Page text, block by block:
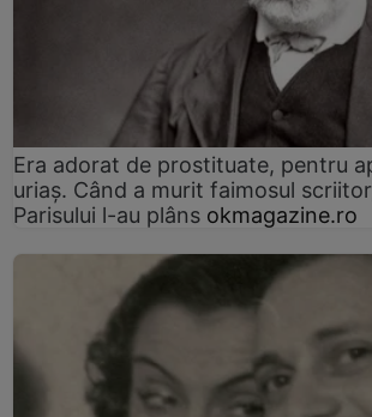
Era adorat de prostituate, pentru
uriaș. Când a murit faimosul
Parisului l-au plâns okmagazine.ro